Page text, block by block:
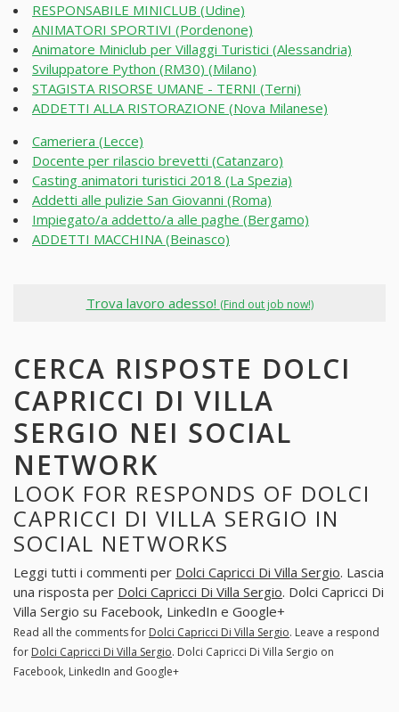
RESPONSABILE MINICLUB (Udine)
ANIMATORI SPORTIVI (Pordenone)
Animatore Miniclub per Villaggi Turistici (Alessandria)
Sviluppatore Python (RM30) (Milano)
STAGISTA RISORSE UMANE - TERNI (Terni)
ADDETTI ALLA RISTORAZIONE (Nova Milanese)
Cameriera (Lecce)
Docente per rilascio brevetti (Catanzaro)
Casting animatori turistici 2018 (La Spezia)
Addetti alle pulizie San Giovanni (Roma)
Impiegato/a addetto/a alle paghe (Bergamo)
ADDETTI MACCHINA (Beinasco)
Trova lavoro adesso! (Find out job now!)
CERCA RISPOSTE DOLCI
CAPRICCI DI VILLA
SERGIO NEI SOCIAL
NETWORK
LOOK FOR RESPONDS OF DOLCI
CAPRICCI DI VILLA SERGIO IN
SOCIAL NETWORKS
Leggi tutti i commenti per Dolci Capricci Di Villa Sergio. Lascia
una risposta per Dolci Capricci Di Villa Sergio. Dolci Capricci Di
Villa Sergio su Facebook, LinkedIn e Google+
Read all the comments for Dolci Capricci Di Villa Sergio. Leave a respond
for Dolci Capricci Di Villa Sergio. Dolci Capricci Di Villa Sergio on
Facebook, LinkedIn and Google+